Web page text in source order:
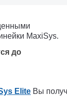
MaxiSys.
до
Elite Вы